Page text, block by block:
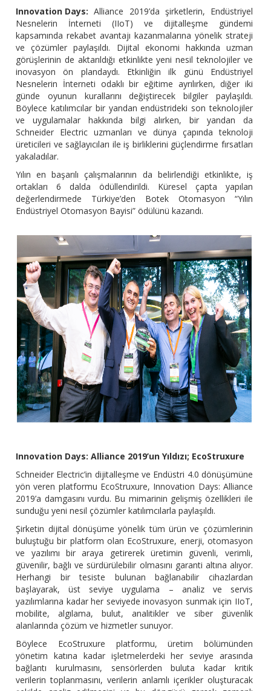
Innovation Days: Alliance 2019’da şirketlerin, Endüstriyel
Nesnelerin İnterneti (IIoT) ve dijitalleşme gündemi
kapsamında rekabet avantajı kazanmalarına yönelik strateji
ve çözümler paylaşıldı. Dijital ekonomi hakkında uzman
görüşlerinin de aktarıldığı etkinlikte yeni nesil teknolojiler ve
inovasyon ön plandaydı. Etkinliğin ilk günü Endüstriyel
Nesnelerin İnterneti odaklı bir eğitime ayrılırken, diğer iki
günde oyunun kurallarını değiştirecek bilgiler paylaşıldı.
Böylece katılımcılar bir yandan endüstrideki son teknolojiler
ve uygulamalar hakkında bilgi alırken, bir yandan da
Schneider Electric uzmanları ve dünya çapında teknoloji
üreticileri ve sağlayıcıları ile iş birliklerini güçlendirme fırsatları
yakaladılar.
Yılın en başarılı çalışmalarının da belirlendiği etkinlikte, iş
ortakları 6 dalda ödüllendirildi. Küresel çapta yapılan
değerlendirmede Türkiye’den Botek Otomasyon “Yılın
Endüstriyel Otomasyon Bayisi” ödülünü kazandı.
Innovation Days: Alliance 2019’un Yıldızı; EcoStruxure
Schneider Electric’in dijitalleşme ve Endüstri 4.0 dönüşümüne
yön veren platformu EcoStruxure, Innovation Days: Alliance
2019’a damgasını vurdu. Bu mimarinin gelişmiş özellikleri ile
sunduğu yeni nesil çözümler katılımcılarla paylaşıldı.
Şirketin dijital dönüşüme yönelik tüm ürün ve çözümlerinin
buluştuğu bir platform olan EcoStruxure, enerji, otomasyon
ve yazılımı bir araya getirerek üretimin güvenli, verimli,
güvenilir, bağlı ve sürdürülebilir olmasını garanti altına alıyor.
Herhangi bir tesiste bulunan bağlanabilir cihazlardan
başlayarak, üst seviye uygulama – analiz ve servis
yazılımlarına kadar her seviyede inovasyon sunmak için IIoT,
mobilite, algılama, bulut, analitikler ve siber güvenlik
alanlarında çözüm ve hizmetler sunuyor.
Böylece EcoStruxure platformu, üretim bölümünden
yönetim katına kadar işletmelerdeki her seviye arasında
bağlantı kurulmasını, sensörlerden buluta kadar kritik
verilerin toplanmasını, verilerin anlamlı içerikler oluşturacak